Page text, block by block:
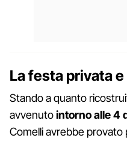
La festa privata
Stando a quanto
avvenutointorno alle 4
Comelli avrebbe provato